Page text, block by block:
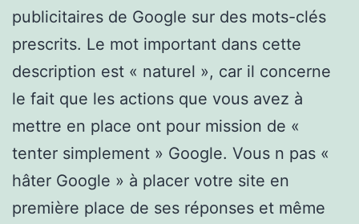
publicitaires de Google sur des mots-clés
prescrits. Le mot important dans cette
description est « naturel », car il concerne
le fait que les actions que vous avez à
mettre en place ont pour mission de «
tenter simplement » Google. Vous n pas «
hâter Google » à placer votre site en
première place de ses réponses et même